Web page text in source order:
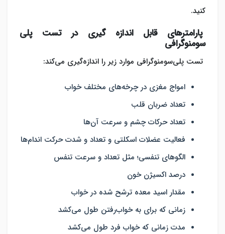
کنید.
پارامترهای قابل اندازه گیری در تست پلی
سومنوگرافی
تست پلی‌سومنوگرافی موارد زیر را اندازه‌گیری می‌کند:
امواج مغزی در چرخه‌های مختلف خواب
تعداد ضربان قلب
تعداد حرکات چشم و سرعت آن‌ها
فعالیت عضلات اسکلتی و تعداد و شدت حرکت اندام‌ها
الگوهای تنفسی؛ مثل تعداد و سرعت تنفس
درصد اکسیژن خون
مقدار اسید معده ترشح شده در خواب
زمانی که برای به خواب‌رفتن طول می‌کشد
مدت زمانی که خواب فرد طول می‎‌کشد